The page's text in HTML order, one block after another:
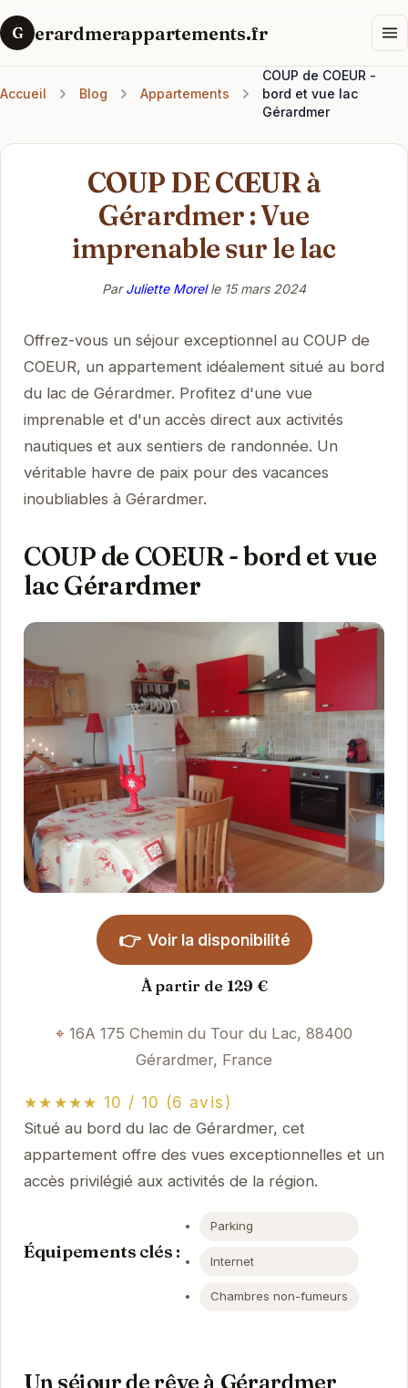
G erardmerappartements.fr
Accueil Blog Appartements
COUP de COEUR -
bord et vue lac
Gérardmer
COUP DE CŒUR à
Gérardmer : Vue
imprenable sur le lac
ParJuliette Morelle 15 mars 2024
Offrez-vous un séjour exceptionnel au COUP de
COEUR, un appartement idéalement situé au bord
du lac de Gérardmer. Profitez d'une vue
imprenable et d'un accès direct aux activités
nautiques et aux sentiers de randonnée. Un
véritable havre de paix pour des vacances
inoubliables à Gérardmer.
COUP de COEUR - bord et vue
lac Gérardmer
👉 Voir la disponibilité
À partir de 129 €
16A 175 Chemin du Tour du Lac, 88400
Gérardmer, France
★★★★★ 10 / 10 (6 avis)
Situé au bord du lac de Gérardmer, cet
appartement offre des vues exceptionnelles et un
accès privilégié aux activités de la région.
Équipements clés :
Parking
Internet
Chambres non-fumeurs
Un séjour de rêve à Gérardmer